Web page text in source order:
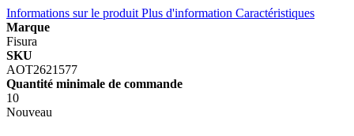
Informations sur le produit Plus d'information Caractéristiques
Marque
Fisura
SKU
AOT2621577
Quantité minimale de commande
10
Nouveau